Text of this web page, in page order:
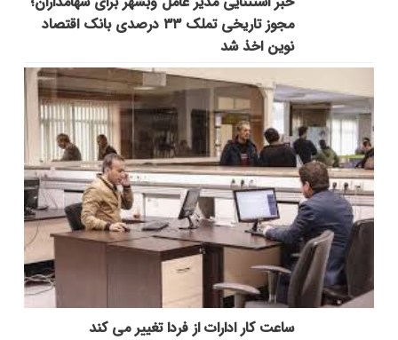
مجوز تاریخی تملک ۳۳ درصدی بانک اقتصاد
نوین اخذ شد
ساعت کار ادارات از فردا تغییر می کند